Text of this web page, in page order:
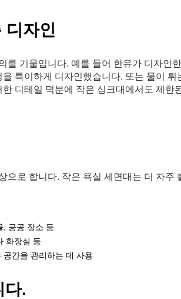
디자인
를 기울입니다. 예를 들어 한유가 디자인
특이하게 디자인했습니다. 또는 물이 튀
디테일 덕분에 작은 싱크대에서도 제한
으로 합니다. 작은 욕실 세면대는 더 자주
, 공공 장소 등
화장실 등
간을 관리하는 데 사용
다.